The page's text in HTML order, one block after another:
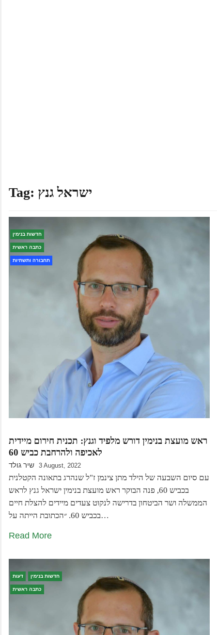
Tag: ישראל גנץ
חדשות בנימין
כתבה ראשית
תחבורה ותשתיות
ראש מועצת בנימין דורש מלפיד וגנץ: תכנית חירום מיידית
לאכיפה ולהרחבת כביש 60
שיר גולד 3 August, 2022
עם סיום השבעה של הילד מתן צינמן ז"ל שנהרג בתאונה הקטלנית
בכביש 60, פנה הבוקר ראש מועצת בנימין ישראל גנץ לראש
הממשלה ושר הביטחון בדרישה לנקוט צעדים מיידים להצלת חיים
בכביש 60. ״הכתובת הייתה על…
Read More
דעות חדשות בנימין
כתבה ראשית